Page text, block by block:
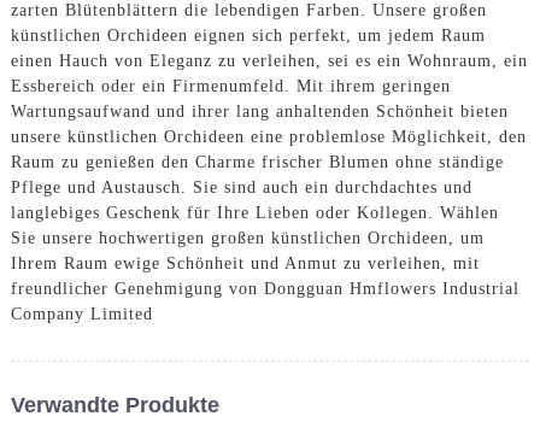
zarten Blütenblättern die lebendigen Farben. Unsere großen
künstlichen Orchideen eignen sich perfekt, um jedem Raum
einen Hauch von Eleganz zu verleihen, sei es ein Wohnraum, ein
Essbereich oder ein Firmenumfeld. Mit ihrem geringen
Wartungsaufwand und ihrer lang anhaltenden Schönheit bieten
unsere künstlichen Orchideen eine problemlose Möglichkeit, den
Raum zu genießen den Charme frischer Blumen ohne ständige
Pflege und Austausch. Sie sind auch ein durchdachtes und
langlebiges Geschenk für Ihre Lieben oder Kollegen. Wählen
Sie unsere hochwertigen großen künstlichen Orchideen, um
Ihrem Raum ewige Schönheit und Anmut zu verleihen, mit
freundlicher Genehmigung von Dongguan Hmflowers Industrial
Company Limited
Verwandte Produkte